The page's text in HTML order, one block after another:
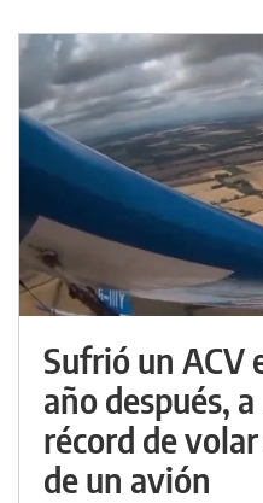
Sufrió un ACV
año después,
récord de
de un avión